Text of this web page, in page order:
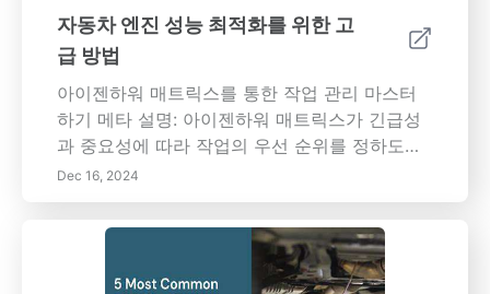
한 근무 문화에서 번창하는 데 필요한 통찰력을
갖추어 오늘날의 역동적인 업무 환경에서 개인
적인 만족과 직업적인 효과성을 동시에 보장하
세요.
자동차 엔진 성능 최적화를 위한 고
급 방법
아이젠하워 매트릭스를 통한 작업 관리 마스터
하기 메타 설명: 아이젠하워 매트릭스가 긴급성
과 중요성에 따라 작업의 우선 순위를 정하도록
도와줌으로써 생산성을 어떻게 변화시킬 수 있
는지 알아보세요. 작업 관리에 대한 효과적인 전
략, 매트릭스의 이점 및 일상 생활에서 이를 구현
하는 방법에 대해 배우고 효율성을 높이며 스트
레스를 줄여보세요. 키워드: 아이젠하워 매트릭
Dec 16, 2024